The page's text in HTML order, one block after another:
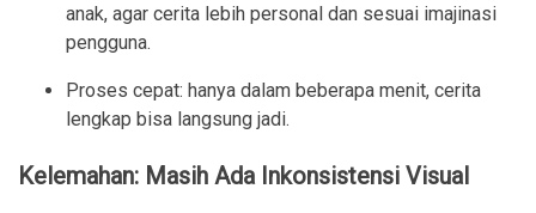
anak, agar cerita lebih personal dan sesuai imajinasi
pengguna.
Proses cepat: hanya dalam beberapa menit, cerita
lengkap bisa langsung jadi.
Kelemahan: Masih Ada Inkonsistensi Visual